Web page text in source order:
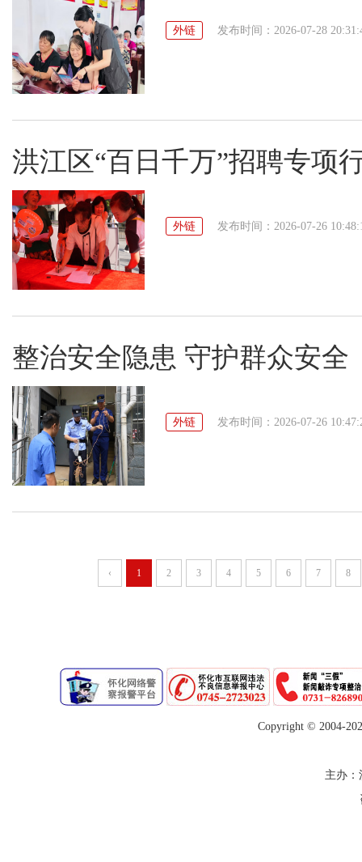
外链 发布时间：2026-07-28
洪江区“百日千万”招聘专项
外链 发布时间：2026-07-26
整治安全隐患 守护群众安全
外链 发布时间：2026-07-26
‹ 1 2 3 4 5 6 7 8
Copyright © 2004-
主办：